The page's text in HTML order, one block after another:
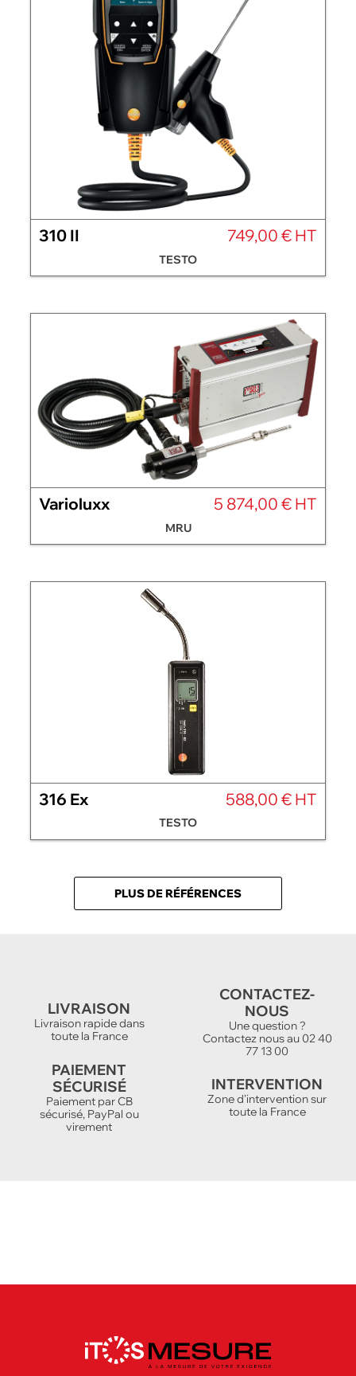
310 II 749,00 € HT
TESTO
Varioluxx 5 874,00 € HT
MRU
316 Ex 588,00 € HT
TESTO
PLUS DE RÉFÉRENCES
LIVRAISON
Livraison rapide dans
toute la France
CONTACTEZ-
NOUS
Une question ?
Contactez nous au 02 40
77 13 00
PAIEMENT
SÉCURISÉ
Paiement par CB
sécurisé, PayPal ou
virement
INTERVENTION
Zone d'intervention sur
toute la France